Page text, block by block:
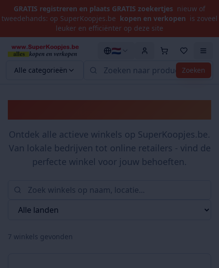
GRATIS registreren en plaats GRATIS zoekertjes nieuw of
tweedehands: op SuperKoopjes.be kopen en verkopen is zoveel
leuker en efficiënter op deze site
Alle categorieën Zoeken
🇳🇱
Ontdek alle actieve winkels op SuperKoopjes.be.
Van lokale bedrijven tot online retailers - vind de
perfecte winkel voor jouw behoeften.
7 winkels gevonden